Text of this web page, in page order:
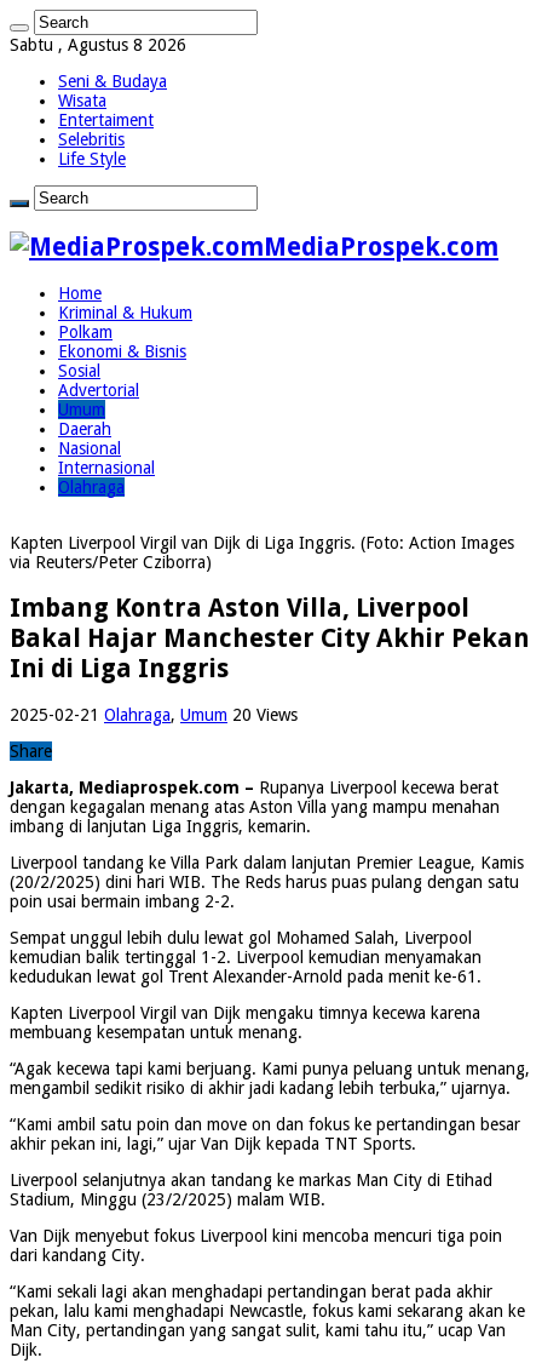
Sabtu , Agustus 8 2026
Seni & Budaya
Wisata
Entertaiment
Selebritis
Life Style
MediaProspek.com
Home
Kriminal & Hukum
Polkam
Ekonomi & Bisnis
Sosial
Advertorial
Umum
Daerah
Nasional
Internasional
Olahraga
Kapten Liverpool Virgil van Dijk di Liga Inggris. (Foto: Action Images
via Reuters/Peter Cziborra)
Imbang Kontra Aston Villa, Liverpool
Bakal Hajar Manchester City Akhir Pekan
Ini di Liga Inggris
2025-02-21 Olahraga, Umum 20 Views
Share
Jakarta, Mediaprospek.com – Rupanya Liverpool kecewa berat
dengan kegagalan menang atas Aston Villa yang mampu menahan
imbang di lanjutan Liga Inggris, kemarin.
Liverpool tandang ke Villa Park dalam lanjutan Premier League, Kamis
(20/2/2025) dini hari WIB. The Reds harus puas pulang dengan satu
poin usai bermain imbang 2-2.
Sempat unggul lebih dulu lewat gol Mohamed Salah, Liverpool
kemudian balik tertinggal 1-2. Liverpool kemudian menyamakan
kedudukan lewat gol Trent Alexander-Arnold pada menit ke-61.
Kapten Liverpool Virgil van Dijk mengaku timnya kecewa karena
membuang kesempatan untuk menang.
“Agak kecewa tapi kami berjuang. Kami punya peluang untuk menang,
mengambil sedikit risiko di akhir jadi kadang lebih terbuka,” ujarnya.
“Kami ambil satu poin dan move on dan fokus ke pertandingan besar
akhir pekan ini, lagi,” ujar Van Dijk kepada TNT Sports.
Liverpool selanjutnya akan tandang ke markas Man City di Etihad
Stadium, Minggu (23/2/2025) malam WIB.
Van Dijk menyebut fokus Liverpool kini mencoba mencuri tiga poin
dari kandang City.
“Kami sekali lagi akan menghadapi pertandingan berat pada akhir
pekan, lalu kami menghadapi Newcastle, fokus kami sekarang akan ke
Man City, pertandingan yang sangat sulit, kami tahu itu,” ucap Van
Dijk.